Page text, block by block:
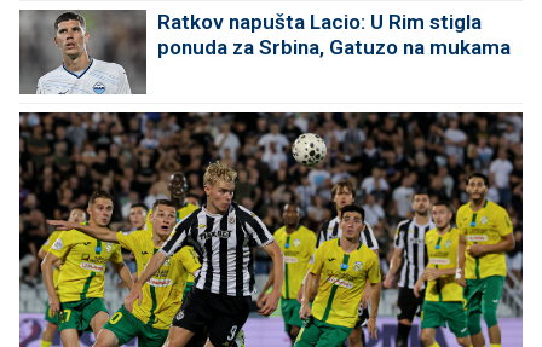
Ratkov napušta Lacio: U Rim stigla
ponuda za Srbina, Gatuzo na mukama